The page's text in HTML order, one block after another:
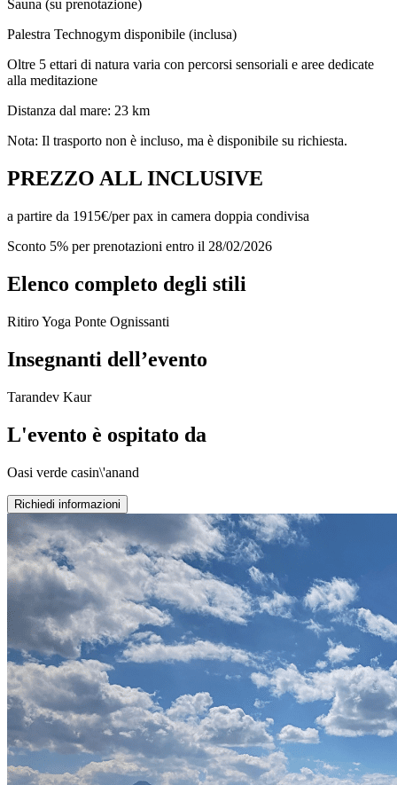
Sauna (su prenotazione)
Palestra Technogym disponibile (inclusa)
Oltre 5 ettari di natura varia con percorsi sensoriali e aree dedicate
alla meditazione
Distanza dal mare: 23 km
Nota: Il trasporto non è incluso, ma è disponibile su richiesta.
PREZZO ALL INCLUSIVE
a partire da 1915€/per pax in camera doppia condivisa
Sconto 5% per prenotazioni entro il 28/02/2026
Elenco completo degli stili
Ritiro Yoga Ponte Ognissanti
Insegnanti dell’evento
Tarandev Kaur
L'evento è ospitato da
Oasi verde casin\'anand
Richiedi informazioni